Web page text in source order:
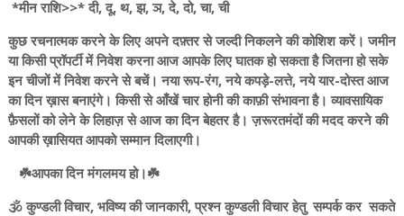
*मीन राशि>>* दी, दू, थ, झ, ञ, दे, दो, चा, ची
कुछ रचनात्मक करने के लिए अपने दफ़्तर से जल्दी निकलने की कोशिश करें। जमीन
या किसी प्रॉपर्टी में निवेश करना आज आपके लिए घातक हो सकता है जितना हो सके
इन चीजों में निवेश करने से बचें। नया रूप-रंग, नये कपड़े-लत्ते, नये यार-दोस्त आज
का दिन ख़ास बनाएंगे। किसी से आँखें चार होनी की काफ़ी संभावना है। व्यावसायिक
फ़ैसलों को लेने के लिहाज़ से आज का दिन बेहतर है। ज़रूरतमंदों की मदद करने की
आपकी ख़ासियत आपको सम्मान दिलाएगी।
☘️आपका दिन मंगलमय हो।☘️
🕉️ कुण्डली विचार, भविष्य की जानकारी, प्रश्न कुण्डली विचार हेतु सम्पर्क कर सकते